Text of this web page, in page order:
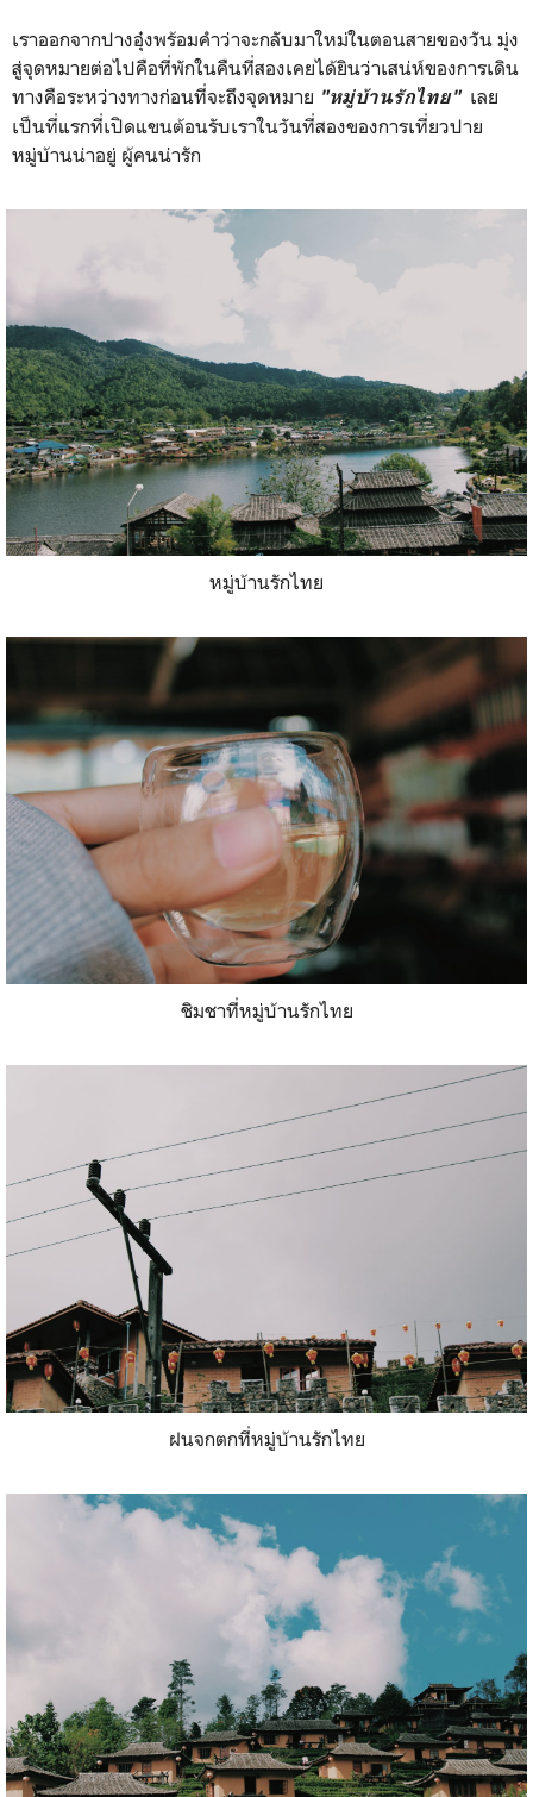
เราออกจากปางอุ๋งพร้อมคำว่าจะกลับมาใหม่ในตอนสายของวัน มุ่ง
สู่จุดหมายต่อไปคือที่พักในคืนที่สองเคยได้ยินว่าเสน่ห์ของการเดิน
ทางคือระหว่างทางก่อนที่จะถึงจุดหมาย "หมู่บ้านรักไทย"เลย
เป็นที่แรกที่เปิดแขนต้อนรับเราในวันที่สองของการเที่ยวปาย
หมู่บ้านน่าอยู่ ผู้คนน่ารัก
หมู่บ้านรักไทย
ชิมชาที่หมู่บ้านรักไทย
ฝนจกตกที่หมู่บ้านรักไทย